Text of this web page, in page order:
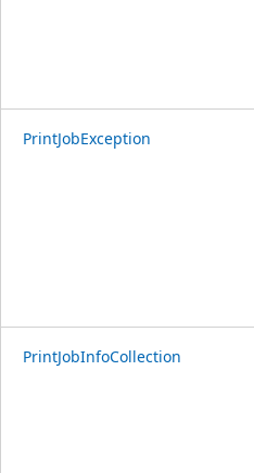
PrintJobException
PrintJobInfoCollection